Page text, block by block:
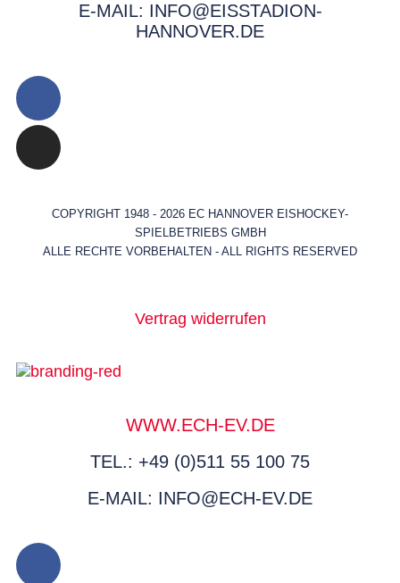
E-MAIL: INFO@EISSTADION-
HANNOVER.DE
COPYRIGHT 1948 - 2026 EC HANNOVER EISHOCKEY-
SPIELBETRIEBS GMBH
ALLE RECHTE VORBEHALTEN - ALL RIGHTS RESERVED
Vertrag widerrufen
WWW.ECH-EV.DE
TEL.: +49 (0)511 55 100 75
E-MAIL: INFO@ECH-EV.DE